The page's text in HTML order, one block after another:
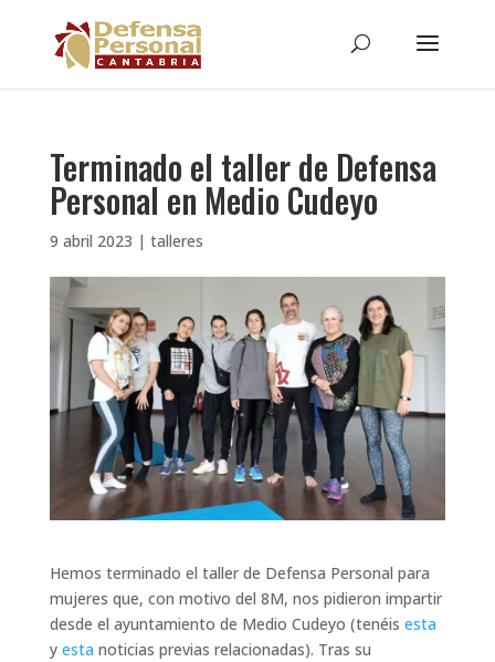
Terminado el taller de Defensa
Personal en Medio Cudeyo
9 abril 2023 | talleres
Hemos terminado el taller de Defensa Personal para
mujeres que, con motivo del 8M, nos pidieron impartir
desde el ayuntamiento de Medio Cudeyo (tenéis esta
y esta noticias previas relacionadas). Tras su